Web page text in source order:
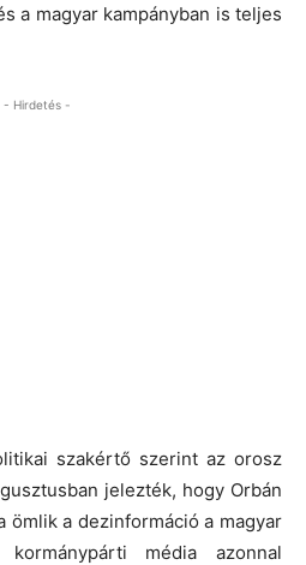
a magyar kampányban is teljes
- Hirdetés -
szakértő szerint az orosz
jelezték, hogy Orbán
ömlik a dezinformáció a magyar
média azonnal